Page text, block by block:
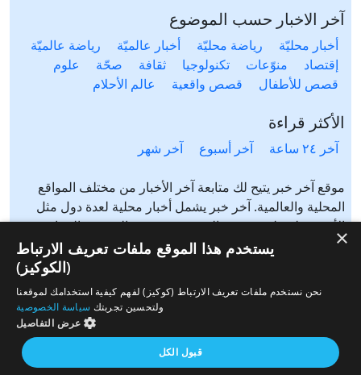
آخر الاخبار حسب الموضوع
أخبار محليّة رياضة محليّة أخبار عالميّة
رياضة عالميّة
إقتصاد
منوّعات تكنولوجيا ثقافة صحّة
علوم
قصص للأطفال
قصص واقعية عالم الأحلام
الأكثر قراءة
آخر ٢٤ ساعة آخر أسبوع آخر شهر
موقع آخر خبر يتيح لك متابعة آخر الأخبار من مختلف المواقع
المحلية والعالمية. آخر خبر يشمل أخبار محلية لعدة دول مثل
الأردن، فلسطين، مصر، السعودية، تونس، المغرب، الجزائر،
عرب ٤٨، لبنان، العراق، اليمن وغيرها آخر خبر يتيح متابعة أخبار
من شتى المواضيع مثل: أخبار محلية، أخبار عالمية، رياضة،
إقتصاد، ثقافة، منوعات وغيرها تابع الأخبار المحلية والعالمية من
مختلف المواقع الإخبارية: الجزيرة، العربية، بي بي سي، سي ان
من نحن إتصل بنا سياسة الخصوصية
×
يستخدم هذا الموقع ملفات تعريف الارتباط
(الكوكيز)
نحن نستخدم ملفات تعريف الارتباط (كوكيز) لفهم كيفية استخدامك لموقعنا
ولتحسين تجربتك سياسة الخصوصية
عرض التفاصيل
قبول الكل